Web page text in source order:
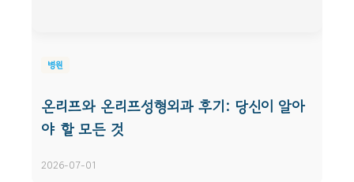
병원
온리프와 온리프성형외과 후기: 당신이 알아
야 할 모든 것
2026-07-01